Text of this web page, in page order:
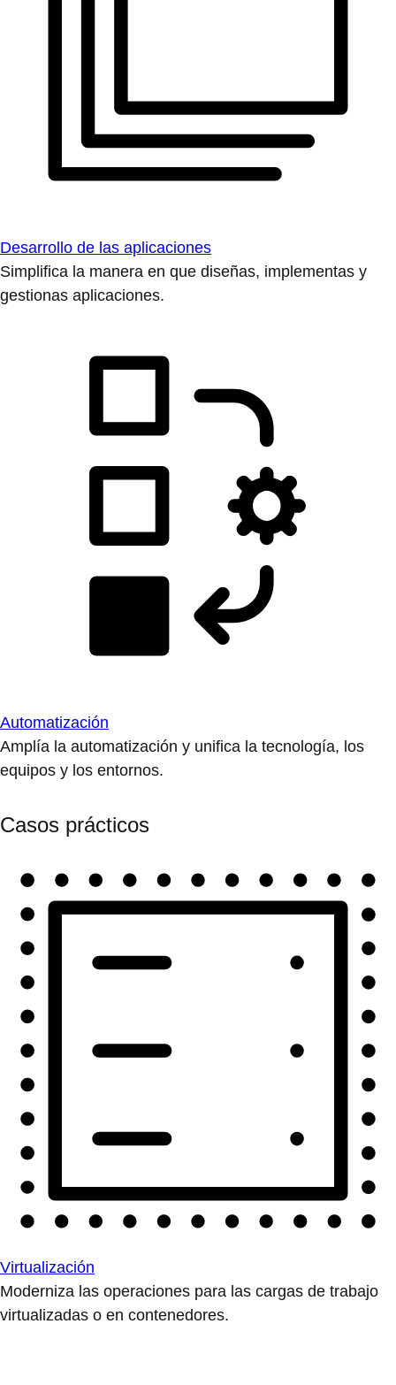
Desarrollo de las aplicaciones
Simplifica la manera en que diseñas, implementas y
gestionas aplicaciones.
Automatización
Amplía la automatización y unifica la tecnología, los
equipos y los entornos.
Casos prácticos
Virtualización
Moderniza las operaciones para las cargas de trabajo
virtualizadas o en contenedores.